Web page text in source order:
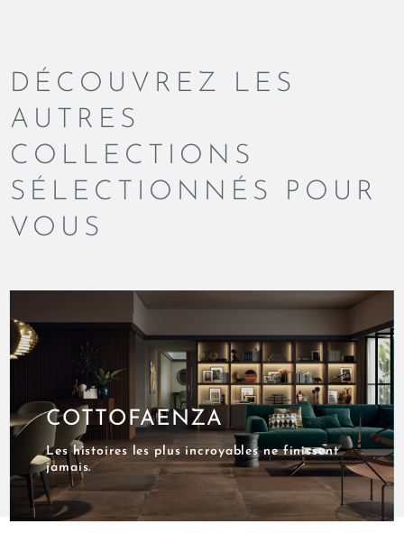
DÉCOUVREZ LES
AUTRES
COLLECTIONS
SÉLECTIONNÉS POUR
VOUS
COTTOFAENZA
Les histoires les plus incroyables ne finissent
jamais.